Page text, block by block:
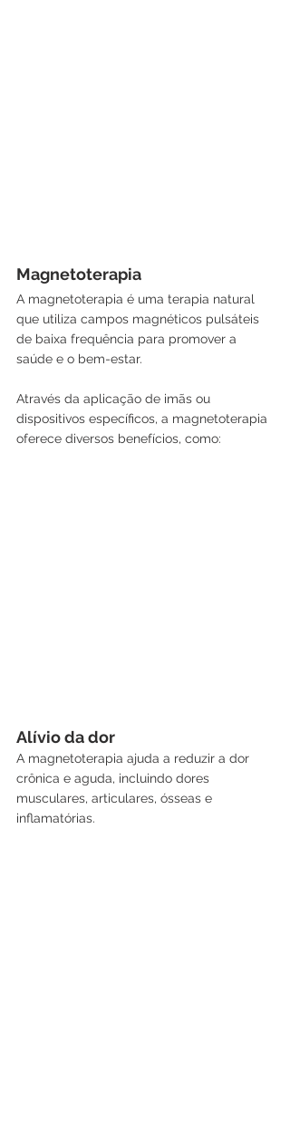
Magnetoterapia
A magnetoterapia é uma terapia natural
que utiliza campos magnéticos pulsáteis
de baixa frequência para promover a
saúde e o bem-estar.
Através da aplicação de imãs ou
dispositivos específicos, a magnetoterapia
oferece diversos benefícios, como:
Alívio da dor
A magnetoterapia ajuda a reduzir a dor
crônica e aguda, incluindo dores
musculares, articulares, ósseas e
inflamatórias.